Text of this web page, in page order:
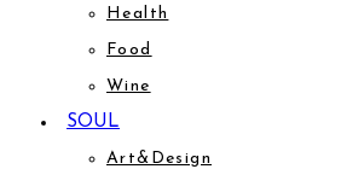
Health
Food
Wine
SOUL
Art&Design